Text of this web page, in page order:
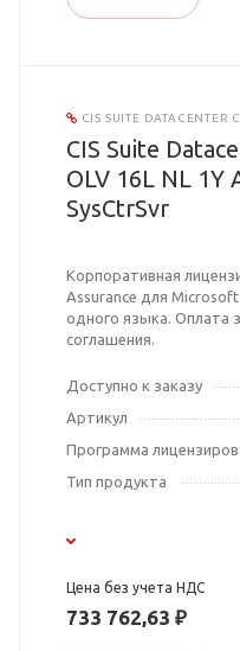
CIS SUITE DATACENTER
CIS Suite
OLV 16L NL 1Y
SysCtrSvr
Корпоративная
Assurance для
одного языка. Оплата
соглашения.
Доступно к заказу
Артикул
Программа
Тип продукта
Цена без учета НДС
733 762,63 ₽